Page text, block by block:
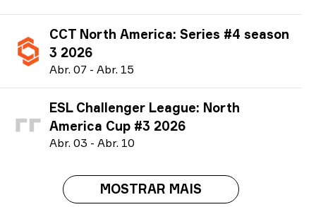
CCT North America: Series #4 season
3 2026
Abr. 07 - Abr. 15
ESL Challenger League: North
America Cup #3 2026
Abr. 03 - Abr. 10
MOSTRAR MAIS